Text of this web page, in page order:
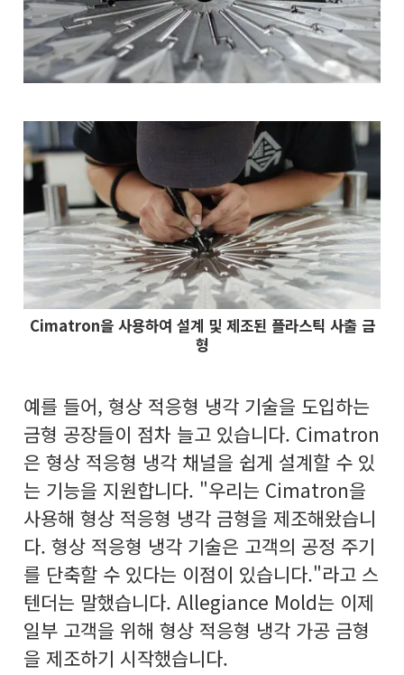
Cimatron을 사용하여 설계 및 제조된 플라스틱 사출 금
형
예를 들어, 형상 적응형 냉각 기술을 도입하는
금형 공장들이 점차 늘고 있습니다. Cimatron
은 형상 적응형 냉각 채널을 쉽게 설계할 수 있
는 기능을 지원합니다. "우리는 Cimatron을
사용해 형상 적응형 냉각 금형을 제조해왔습니
다. 형상 적응형 냉각 기술은 고객의 공정 주기
를 단축할 수 있다는 이점이 있습니다."라고 스
텐더는 말했습니다. Allegiance Mold는 이제
일부 고객을 위해 형상 적응형 냉각 가공 금형
을 제조하기 시작했습니다.